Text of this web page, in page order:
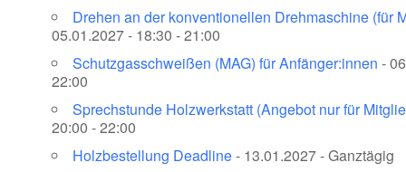
Drehen an der konventionellen Drehmaschine (für
05.01.2027 - 18:30 - 21:00
Schutzgasschweißen (MAG) für Anfänger:innen -
22:00
Sprechstunde Holzwerkstatt (Angebot nur für
20:00 - 22:00
Holzbestellung Deadline- 13.01.2027 - Ganztägig